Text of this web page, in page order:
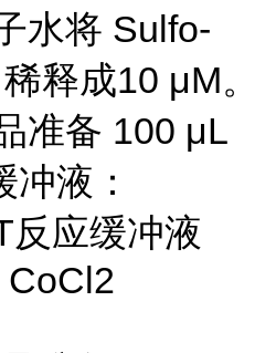
水将 Sulfo-
释成10 μM。
准备 100 μL
冲液：
反应缓冲液
CoCl2